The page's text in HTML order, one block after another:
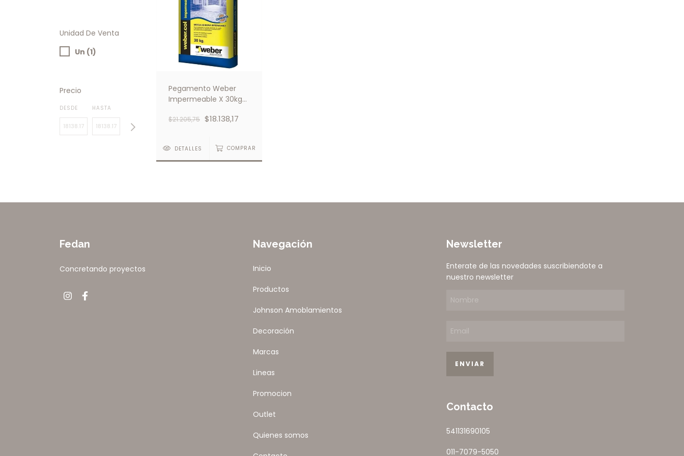
Unidad De Venta
Un (1)
Precio
DESDE HASTA
Pegamento Weber
Impermeable X 30kg
$21.205,75 $18.138,17
DETALLES COMPRAR
Fedan
Concretando proyectos
Navegación
Inicio
Productos
Johnson Amoblamientos
Decoración
Marcas
Lineas
Promocion
Outlet
Quienes somos
Newsletter
Enterate de las novedades suscribiendote a
nuestro newsletter
Contacto
541131690105
011-7079-5050